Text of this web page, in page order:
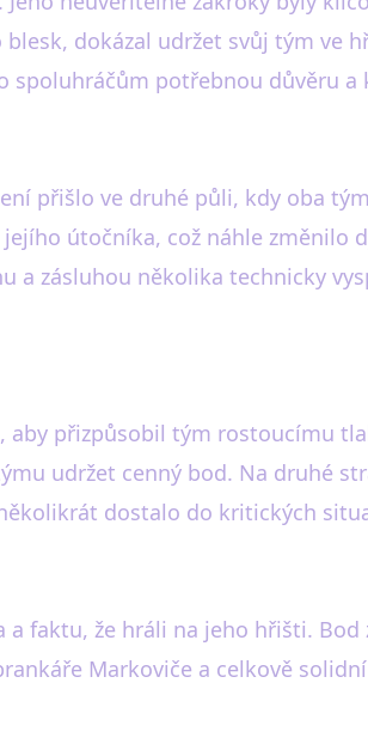
dokázal udržet svůj tým ve
spoluhráčům potřebnou důvěru a
přišlo ve druhé půli, kdy oba
útočníka, což náhle změnilo
a zásluhou několika technicky
aby přizpůsobil tým rostoucímu
udržet cenný bod. Na druhé
dostalo do kritických
faktu, že hráli na jeho hřišti. Bod
Markoviče a celkově